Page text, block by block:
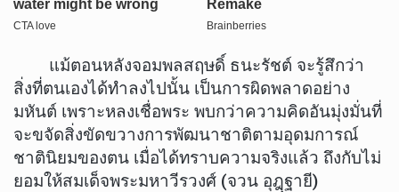
แม้ตอนหลังจอมพลสฤษดิ์ ธนะรัชต์ จะรู้สึกว่า
สิ่งที่ตนเองได้ทำลงไปนั้น เป็นการผิดพลาดอย่าง
มหันต์ เพราะหลงเชื่อพระ พบกว่าความคิดอันมุ่งมั่นที่
จะขจัดสิ่งขัดขวางการพัฒนาชาติตามอุดมการณ์
ชาตินิยมของตน เมื่อได้ทราบความจริงแล้ว ถึงกับไม่
ยอมให้สมเด็จพระมหาวีรวงศ์ (จวน อุฎฺฐายี)